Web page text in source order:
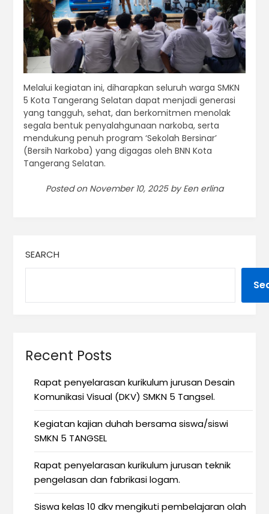
Melalui kegiatan ini, diharapkan seluruh warga SMKN
5 Kota Tangerang Selatan dapat menjadi generasi
yang tangguh, sehat, dan berkomitmen menolak
segala bentuk penyalahgunaan narkoba, serta
mendukung penuh program ‘Sekolah Bersinar’
(Bersih Narkoba) yang digagas oleh BNN Kota
Tangerang Selatan.
Posted on November 10, 2025 by Een erlina
SEARCH
Recent Posts
Rapat penyelarasan kurikulum jurusan Desain
Komunikasi Visual (DKV) SMKN 5 Tangsel.
Kegiatan kajian duhah bersama siswa/siswi
SMKN 5 TANGSEL
Rapat penyelarasan kurikulum jurusan teknik
pengelasan dan fabrikasi logam.
Siswa kelas 10 dkv mengikuti pembelajaran olah